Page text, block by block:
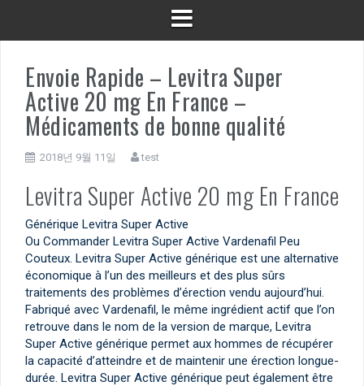
Envoie Rapide – Levitra Super
Active 20 mg En France –
Médicaments de bonne qualité
2018년 9월 11일 test
Levitra Super Active 20 mg En France
Générique Levitra Super Active
Ou Commander Levitra Super Active Vardenafil Peu
Couteux. Levitra Super Active générique est une alternative
économique à l’un des meilleurs et des plus sûrs
traitements des problèmes d’érection vendu aujourd’hui.
Fabriqué avec Vardenafil, le même ingrédient actif que l’on
retrouve dans le nom de la version de marque, Levitra
Super Active générique permet aux hommes de récupérer
la capacité d’atteindre et de maintenir une érection longue-
durée. Levitra Super Active générique peut également être